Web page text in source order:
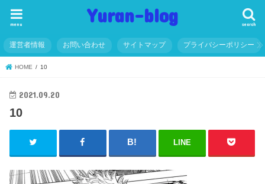
Yuran-blog search
menu
運営者情報 お問い合わせ サイトマップ プライバシーポリシー
HOME 10
2021.09.20
10
LINE